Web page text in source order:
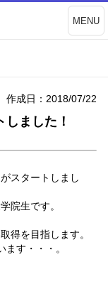
MENU
作成日：2018/07/22
ました！
スタートしまし
院生です。
得を目指します。
す・・・。